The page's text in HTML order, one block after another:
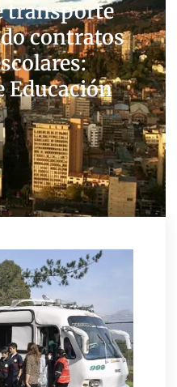
transporte
contratos
Educación